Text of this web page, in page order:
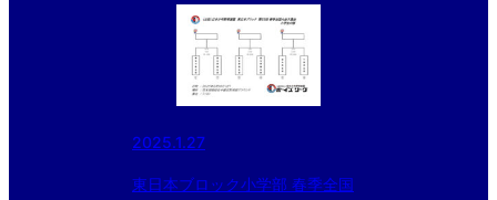
2025.1.27
東日本ブロック小学部 春季全国